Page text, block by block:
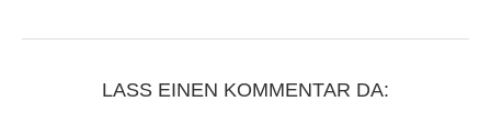
LASS EINEN KOMMENTAR DA: